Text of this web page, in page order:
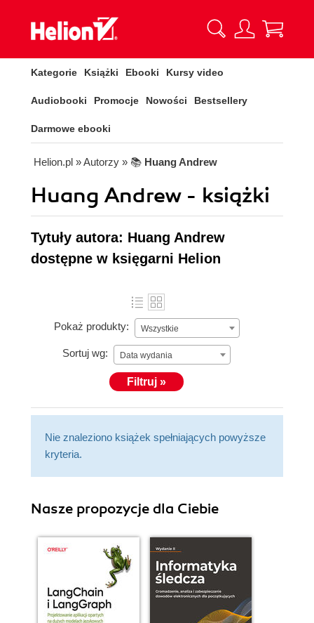
Kategorie Książki Ebooki Kursy video
Audiobooki Promocje Nowości Bestsellery
Darmowe ebooki
Helion.pl » Autorzy » 📚 Huang Andrew
Huang Andrew - książki
Tytuły autora: Huang Andrew
dostępne w księgarni Helion
Pokaż produkty: Wszystkie
Sortuj wg: Data wydania
Filtruj »
Nie znaleziono książek spełniających powyższe
kryteria.
Nasze propozycje dla Ciebie